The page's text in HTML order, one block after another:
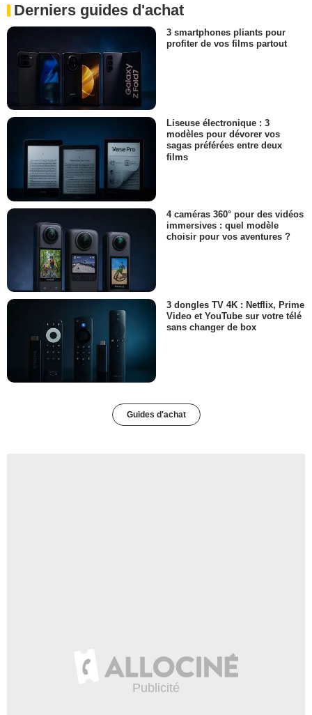
Derniers guides d'achat
3 smartphones pliants pour
profiter de vos films partout
Liseuse électronique : 3
modèles pour dévorer vos
sagas préférées entre deux
films
4 caméras 360° pour des vidéos
immersives : quel modèle
choisir pour vos aventures ?
3 dongles TV 4K : Netflix, Prime
Video et YouTube sur votre télé
sans changer de box
Guides d'achat